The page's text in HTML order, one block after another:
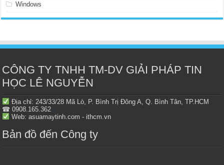
Windows
CÔNG TY TNHH TM-DV GIẢI PHÁP TIN
HỌC LÊ NGUYỄN
Địa chỉ: 243/33/28 Mã Lò, P. Bình Trị Đông A, Q. Bình Tân, TP.HCM
☎ 0908.165.362
Web: asuamaytinh.com - ithcm.vn
Bản đồ đến Công ty